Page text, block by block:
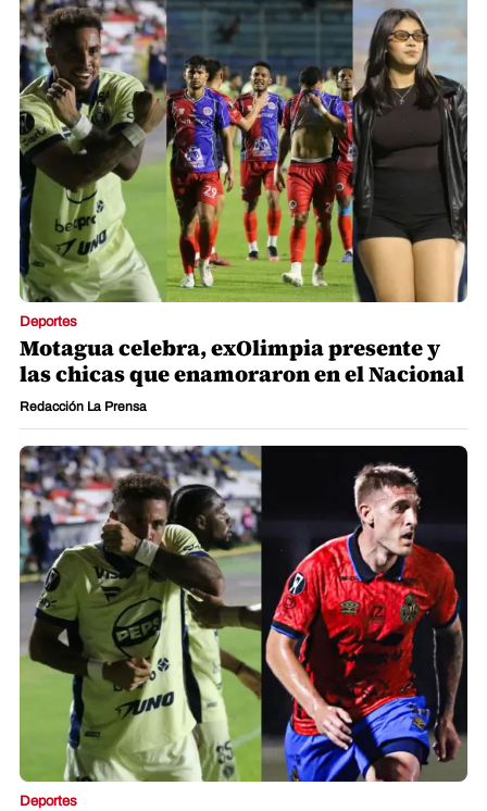
Deportes
Motagua celebra, exOlimpia presente y
las chicas que enamoraron en el Nacional
Redacción La Prensa
Deportes